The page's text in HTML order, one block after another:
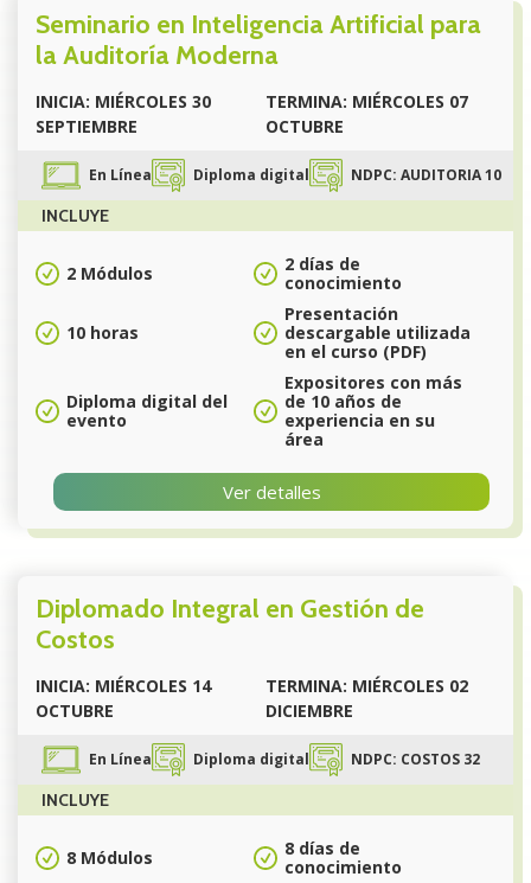
Seminario en Inteligencia Artificial para
la Auditoría Moderna
INICIA: MIÉRCOLES 30
SEPTIEMBRE
TERMINA: MIÉRCOLES 07
OCTUBRE
En Línea Diploma digital NDPC: AUDITORIA 10
INCLUYE
2 Módulos
2 días de
conocimiento
10 horas
Presentación
descargable utilizada
en el curso (PDF)
Diploma digital del
evento
Expositores con más
de 10 años de
experiencia en su
área
Ver detalles
Diplomado Integral en Gestión de
Costos
INICIA: MIÉRCOLES 14
OCTUBRE
TERMINA: MIÉRCOLES 02
DICIEMBRE
En Línea Diploma digital NDPC: COSTOS 32
INCLUYE
8 Módulos
8 días de
conocimiento